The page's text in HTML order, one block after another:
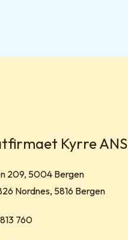
Kyrre ANS
209, 5004 Bergen
Nordnes, 5816 Bergen
760